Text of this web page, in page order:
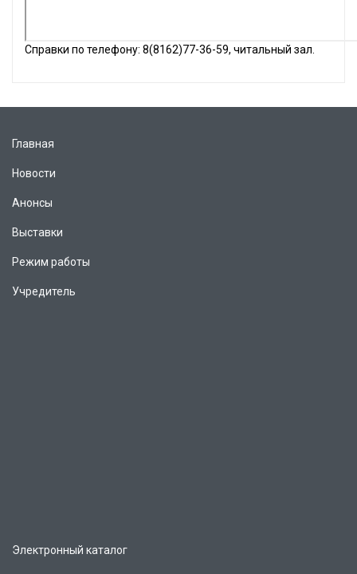
Справки по телефону: 8(8162)77-36-59, читальный зал.
Главная
Новости
Анонсы
Выставки
Режим работы
Учредитель
Электронный каталог